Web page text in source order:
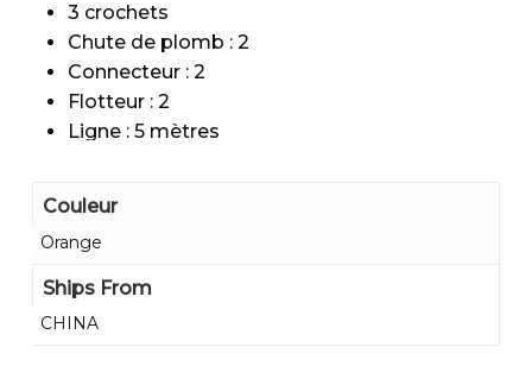
3 crochets
Chute de plomb : 2
Connecteur : 2
Flotteur : 2
Ligne : 5 mètres
Scie à fil : 1
Broche : 2
Couleur
Orange
Ships From
CHINA